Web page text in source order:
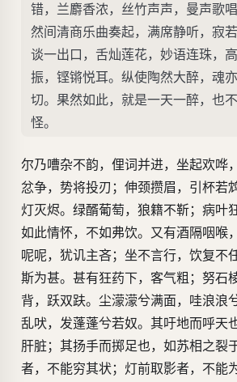
错，兰麝香浓，丝竹声声，曼声歌
然间清商乐曲奏起，满席静听，寂
谈一出口，舌灿莲花，妙语连珠，
振，铿锵悦耳。纵使陶然大醉，魂
切。果然如此，就是一天一醉，也
怪。
尔乃嘈杂不韵，俚词并进，坐起欢哗
忿争，势将投刃；伸颈攒眉，引杯若
灯灭烬。绿醑葡萄，狼籍不靳；病叶
如此情怀，不如弗饮。又有酒隔咽喉
呢呢，犹讥主吝；坐不言行，饮复不
斯为甚。甚有狂药下，客气粗；努石
背，跃双趺。尘濛濛兮满面，哇浪浪
乱吠，发蓬蓬兮若奴。其吁地而呼天
肝脏；其扬手而掷足也，如苏相之裂
者，不能穷其状；灯前取影者，不能